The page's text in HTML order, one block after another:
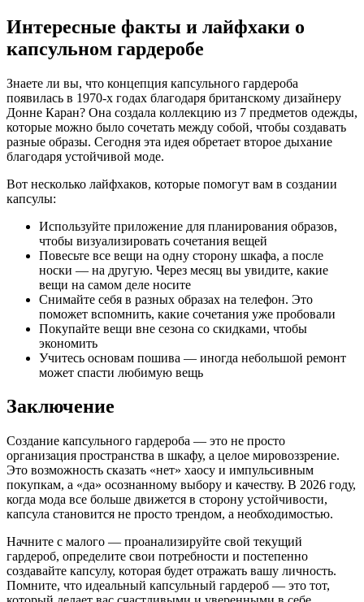
Интересные факты и лайфхаки о
капсульном гардеробе
Знаете ли вы, что концепция капсульного гардероба
появилась в 1970-х годах благодаря британскому дизайнеру
Донне Каран? Она создала коллекцию из 7 предметов одежды,
которые можно было сочетать между собой, чтобы создавать
разные образы. Сегодня эта идея обретает второе дыхание
благодаря устойчивой моде.
Вот несколько лайфхаков, которые помогут вам в создании
капсулы:
Используйте приложение для планирования образов,
чтобы визуализировать сочетания вещей
Повесьте все вещи на одну сторону шкафа, а после
носки — на другую. Через месяц вы увидите, какие
вещи на самом деле носите
Снимайте себя в разных образах на телефон. Это
поможет вспомнить, какие сочетания уже пробовали
Покупайте вещи вне сезона со скидками, чтобы
экономить
Учитесь основам пошива — иногда небольшой ремонт
может спасти любимую вещь
Заключение
Создание капсульного гардероба — это не просто
организация пространства в шкафу, а целое мировоззрение.
Это возможность сказать «нет» хаосу и импульсивным
покупкам, а «да» осознанному выбору и качеству. В 2026 году,
когда мода все больше движется в сторону устойчивости,
капсула становится не просто трендом, а необходимостью.
Начните с малого — проанализируйте свой текущий
гардероб, определите свои потребности и постепенно
создавайте капсулу, которая будет отражать вашу личность.
Помните, что идеальный капсульный гардероб — это тот,